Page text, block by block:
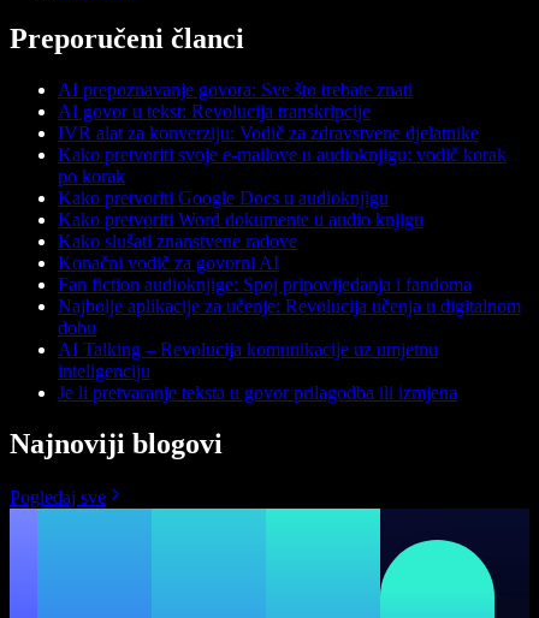
Preporučeni članci
AI prepoznavanje govora: Sve što trebate znati
AI govor u tekst: Revolucija transkripcije
IVR alat za konverziju: Vodič za zdravstvene djelatnike
Kako pretvoriti svoje e-mailove u audioknjigu: vodič korak
po korak
Kako pretvoriti Google Docs u audioknjigu
Kako pretvoriti Word dokumente u audio knjigu
Kako slušati znanstvene radove
Konačni vodič za govorni AI
Fan fiction audioknjige: Spoj pripovijedanja i fandoma
Najbolje aplikacije za učenje: Revolucija učenja u digitalnom
dobu
AI Talking – Revolucija komunikacije uz umjetnu
inteligenciju
Je li pretvaranje teksta u govor prilagodba ili izmjena
Najnoviji blogovi
Pogledaj sve